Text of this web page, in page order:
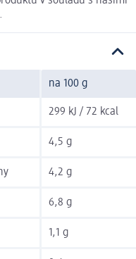
na 100 g
299 kJ / 72 kcal
4,5 g
4,2 g
6,8 g
1,1 g